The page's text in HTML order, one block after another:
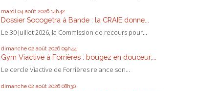
mardi 04 août 2026 14h42
Dossier Socogetra à Bande : la CRAIE donne...
Le 30 juillet 2026, la Commission de recours pour...
dimanche 02 août 2026 09h44
Gym Viactive à Forrières : bougez en douceur,...
Le cercle Viactive de Forrières relance son...
dimanche 02 août 2026 08h30